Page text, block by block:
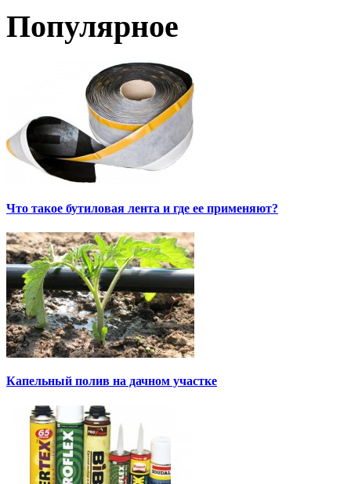
Популярное
Что такое бутиловая лента и где ее применяют?
Капельный полив на дачном участке